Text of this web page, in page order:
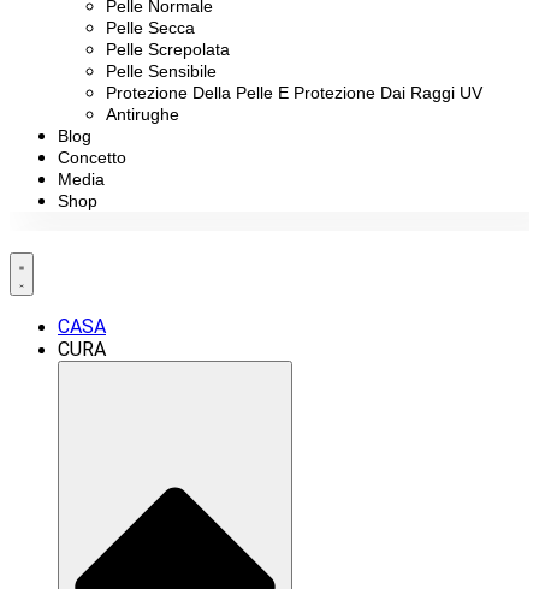
Pelle Normale
Pelle Secca
Pelle Screpolata
Pelle Sensibile
Protezione Della Pelle E Protezione Dai Raggi UV
Antirughe
Blog
Concetto
Media
Shop
CASA
CURA